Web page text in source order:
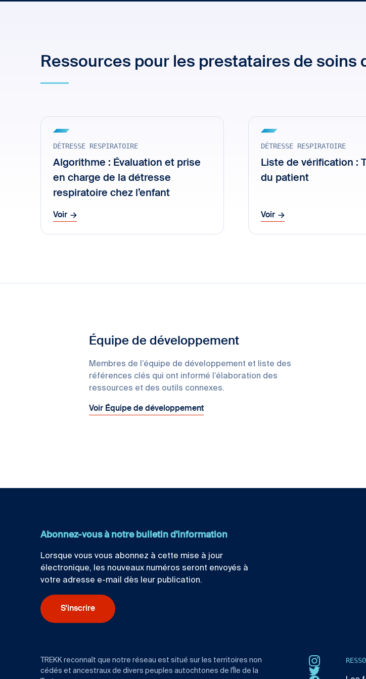
Ressources pour les prestataires de soins
DÉTRESSE RESPIRATOIRE
Algorithme : Évaluation et prise
en charge de la détresse
respiratoire chez l’enfant
Voir
DÉTRESSE RESPIRATOIRE
Liste de vérification :
du patient
Voir
Équipe de développement
Membres de l’équipe de développement et liste des
références clés qui ont informé l’élaboration des
ressources et des outils connexes.
Voir Équipe de développement
Abonnez-vous à notre bulletin d'information
Lorsque vous vous abonnez à cette mise à jour
électronique, les nouveaux numéros seront envoyés à
votre adresse e-mail dès leur publication.
S'inscrire
TREKK reconnaît que notre réseau est situé sur les territoires non
cédés et ancestraux de divers peuples autochtones de l'Île de la